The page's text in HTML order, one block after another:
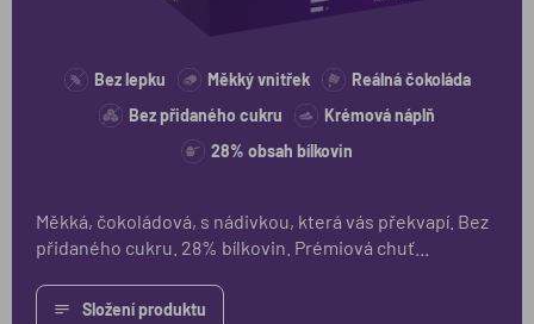
Bez lepku Měkký vnitřek
Reálná čokoláda
Bez přidaného cukru
Krémová náplň
28% obsah bílkovin
Měkká, čokoládová, s nádivkou, která vás překvapí. Bez
přidaného cukru. 28% bílkovin. Prémiová chuť...
Složení produktu